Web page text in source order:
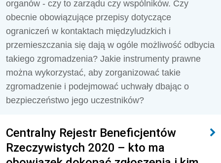
organów - czy to zarządu czy wspólników. Czy
obecnie obowiązujące przepisy dotyczące
ograniczeń w kontaktach międzyludzkich i
przemieszczania się dają w ogóle możliwość odbycia
takiego zgromadzenia? Jakie instrumenty prawne
można wykorzystać, aby zorganizować takie
zgromadzenie i podejmować uchwały dbając o
bezpieczeństwo jego uczestników?
Centralny Rejestr Beneficjentów
Rzeczywistych 2020 – kto ma